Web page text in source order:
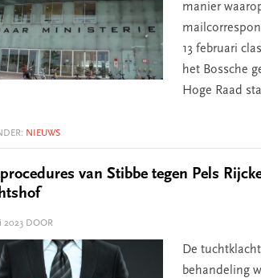
manier
13 februari
het Bossche
Hoge Raad
NIEUWS
van Stibbe tegen Pels
2023 DOOR
De
behandeling